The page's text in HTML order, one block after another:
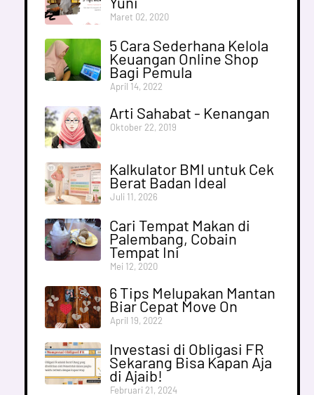
Maret 02, 2020
5 Cara Sederhana Kelola
Keuangan Online Shop
Bagi Pemula
April 14, 2022
Arti Sahabat - Kenangan
Oktober 22, 2019
Kalkulator BMI untuk Cek
Berat Badan Ideal
Juli 11, 2026
Cari Tempat Makan di
Palembang, Cobain
Tempat Ini
Mei 12, 2020
6 Tips Melupakan Mantan
Biar Cepat Move On
April 19, 2022
Investasi di Obligasi FR
Sekarang Bisa Kapan Aja
di Ajaib!
Februari 21, 2024